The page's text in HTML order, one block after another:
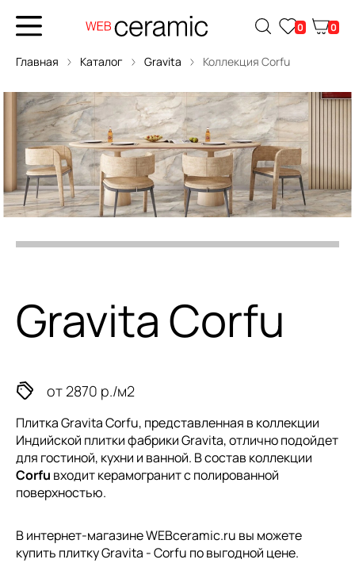
0 0
Главная Каталог Gravita Коллекция Corfu
Gravita Corfu
от 2870 р./м2
Плитка Gravita Corfu, представленная в коллекции
Индийской плиткифабрики Gravita, отлично подойдет
для гостиной, кухни и ванной. В состав коллекции
Corfu входит керамогранит с полированной
поверхностью.
В интернет-магазине WEBceramic.ru вы можете
купить плитку Gravita - Corfu по выгодной цене.